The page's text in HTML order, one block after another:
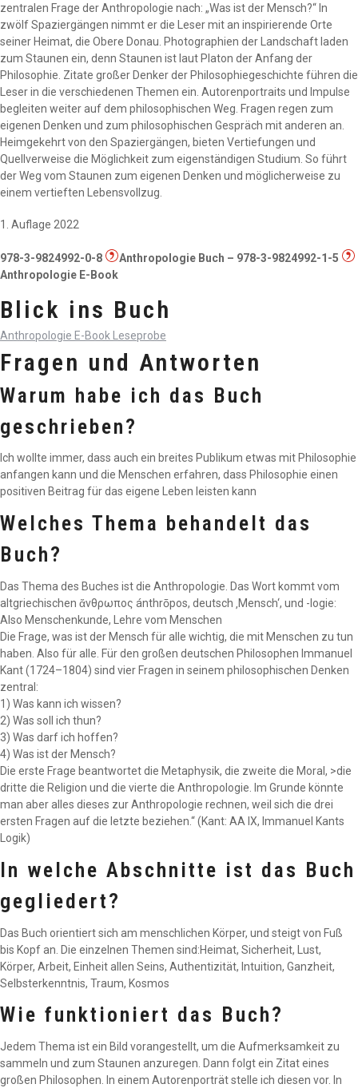
zentralen Frage der Anthropologie nach: „Was ist der Mensch?“ In
zwölf Spaziergängen nimmt er die Leser mit an inspirierende Orte
seiner Heimat, die Obere Donau. Photographien der Landschaft laden
zum Staunen ein, denn Staunen ist laut Platon der Anfang der
Philosophie. Zitate großer Denker der Philosophiegeschichte führen die
Leser in die verschiedenen Themen ein. Autorenportraits und Impulse
begleiten weiter auf dem philosophischen Weg. Fragen regen zum
eigenen Denken und zum philosophischen Gespräch mit anderen an.
Heimgekehrt von den Spaziergängen, bieten Vertiefungen und
Quellverweise die Möglichkeit zum eigenständigen Studium. So führt
der Weg vom Staunen zum eigenen Denken und möglicherweise zu
einem vertieften Lebensvollzug.
1. Auflage 2022
978-3-9824992-0-8
Anthropologie Buch – 978-3-9824992-1-5
Anthropologie E-Book
Blick ins Buch
Anthropologie E-Book Leseprobe
Fragen und Antworten
Warum habe ich das Buch
geschrieben?
Ich wollte immer, dass auch ein breites Publikum etwas mit Philosophie
anfangen kann und die Menschen erfahren, dass Philosophie einen
positiven Beitrag für das eigene Leben leisten kann
Welches Thema behandelt das
Buch?
Das Thema des Buches ist die Anthropologie. Das Wort kommt vom
altgriechischen ἄνθρωπος ánthrōpos, deutsch ‚Mensch‘, und -logie:
Also Menschenkunde, Lehre vom Menschen
Die Frage, was ist der Mensch für alle wichtig, die mit Menschen zu tun
haben. Also für alle. Für den großen deutschen Philosophen Immanuel
Kant (1724–1804) sind vier Fragen in seinem philosophischen Denken
zentral:
1) Was kann ich wissen?
2) Was soll ich thun?
3) Was darf ich hoffen?
4) Was ist der Mensch?
Die erste Frage beantwortet die Metaphysik, die zweite die Moral, >die
dritte die Religion und die vierte die Anthropologie. Im Grunde könnte
man aber alles dieses zur Anthropologie rechnen, weil sich die drei
ersten Fragen auf die letzte beziehen.“ (Kant: AA IX, Immanuel Kants
Logik)
In welche Abschnitte ist das Buch
gegliedert?
Das Buch orientiert sich am menschlichen Körper, und steigt von Fuß
bis Kopf an. Die einzelnen Themen sind:Heimat, Sicherheit, Lust,
Körper, Arbeit, Einheit allen Seins, Authentizität, Intuition, Ganzheit,
Selbsterkenntnis, Traum, Kosmos
Wie funktioniert das Buch?
Jedem Thema ist ein Bild vorangestellt, um die Aufmerksamkeit zu
sammeln und zum Staunen anzuregen. Dann folgt ein Zitat eines
großen Philosophen. In einem Autorenporträt stelle ich diesen vor. In